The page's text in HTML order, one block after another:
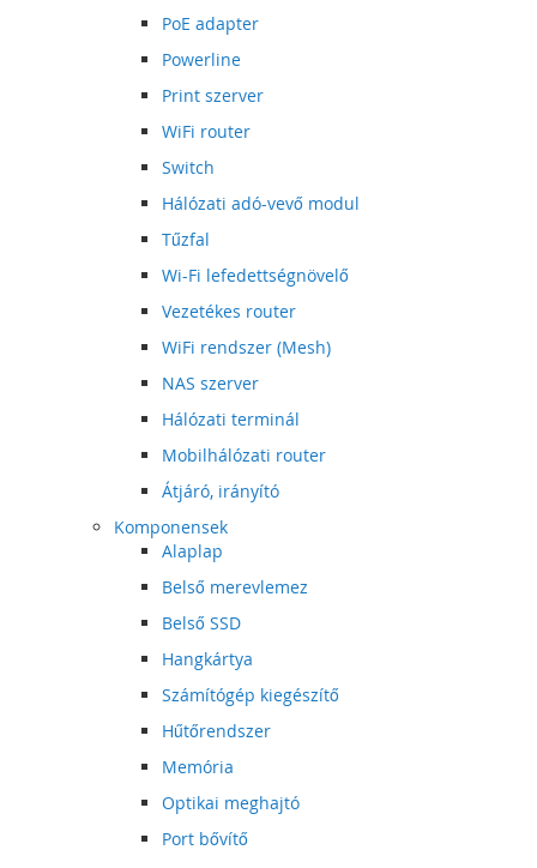
PoE adapter
Powerline
Print szerver
WiFi router
Switch
Hálózati adó-vevő modul
Tűzfal
Wi-Fi lefedettségnövelő
Vezetékes router
WiFi rendszer (Mesh)
NAS szerver
Hálózati terminál
Mobilhálózati router
Átjáró, irányító
Komponensek
Alaplap
Belső merevlemez
Belső SSD
Hangkártya
Számítógép kiegészítő
Hűtőrendszer
Memória
Optikai meghajtó
Port bővítő